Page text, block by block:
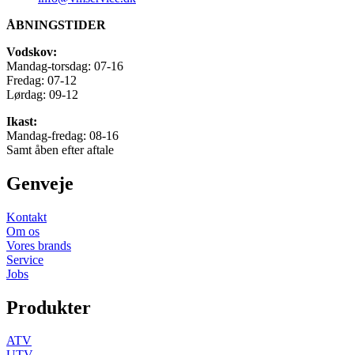
ÅBNINGSTIDER
Vodskov:
Mandag-torsdag: 07-16
Fredag: 07-12
Lørdag: 09-12
Ikast:
Mandag-fredag: 08-16
Samt åben efter aftale
Genveje
Kontakt
Om os
Vores brands
Service
Jobs
Produkter
ATV